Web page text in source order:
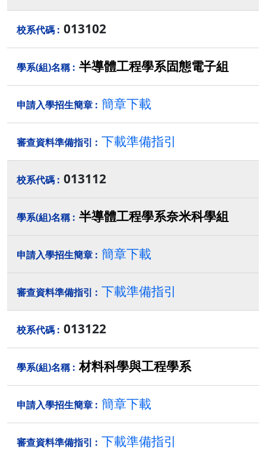
013102
半導體工程學系固態電子組
簡章下載
下載準備指引
013112
半導體工程學系奈米科學組
簡章下載
下載準備指引
013122
材料科學與工程學系
簡章下載
下載準備指引